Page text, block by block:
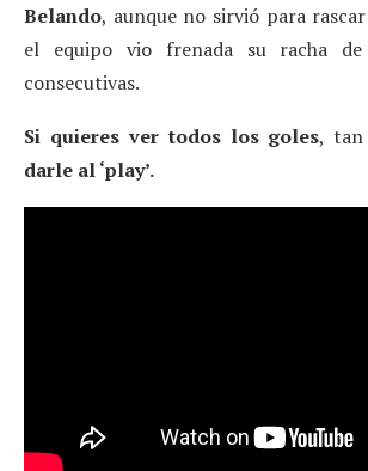
Belando, aunque no sirvió para
el equipo vio frenada su racha
consecutivas.
Si quieres ver todos los goles, tan
darle al ‘play’.